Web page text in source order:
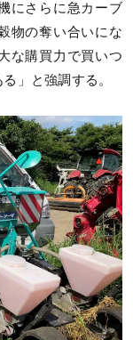
にさらに急カーブ
物の奪い合いにな
な購買力で買いつ
」と強調する。